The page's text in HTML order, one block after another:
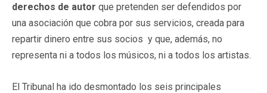
derechos de autor que pretenden ser defendidos por
una asociación que cobra por sus servicios, creada para
repartir dinero entre sus socios y que, además, no
representa ni a todos los músicos, ni a todos los artistas.
El Tribunal ha ido desmontado los seis principales